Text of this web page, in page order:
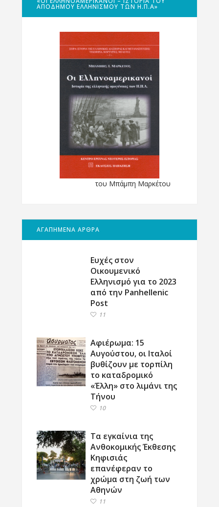
ΑΠΌΔΗΜΟΥ ΕΛΛΗΝΙΣΜΟΎ ΤΩΝ Η.Π.Α»
του Μπάμπη Μαρκέτου
ΑΓΑΠΗΜΕΝΑ ΑΡΘΡΑ
Ευχές στον
Οικουμενικό
Ελληνισμό για το 2023
από την Panhellenic
Post
11
Αφιέρωμα: 15
Αυγούστου, οι Ιταλοί
βυθίζουν με τορπίλη
το καταδρομικό
«Έλλη» στο λιμάνι της
Τήνου
10
Τα εγκαίνια της
Ανθοκομικής Έκθεσης
Κηφισιάς
επανέφεραν το
χρώμα στη ζωή των
Αθηνών
11